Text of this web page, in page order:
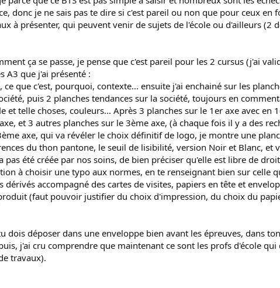
donc je ne sais pas te dire si c'est pareil ou non que pour ceux en
à présenter, qui peuvent venir de sujets de l'école ou d'ailleurs (2
ça se passe, je pense que c'est pareil pour les 2 cursus (j'ai
A3 que j'ai présenté :
que c'est, pourquoi, contexte... ensuite j'ai enchainé sur les
puis 2 planches tendances sur la société, toujours en
telle choses, couleurs... Après 3 planches sur le 1er axe avec en
et 3 autres planches sur le 3ème axe, (à chaque fois il y a des
axe, qui va révéler le choix définitif de logo, je montre une
du thon pantone, le seuil de lisibilité, version Noir et Blanc, et
été créée par nos soins, de bien préciser qu'elle est libre de
à choisir une typo aux normes, en te renseignant bien sur celle
accompagné des cartes de visites, papiers en tête et
(faut pouvoir justifier du choix d'impression, du choix du
dois déposer dans une enveloppe bien avant les épreuves, dans
j'ai cru comprendre que maintenant ce sont les profs d'école
travaux).